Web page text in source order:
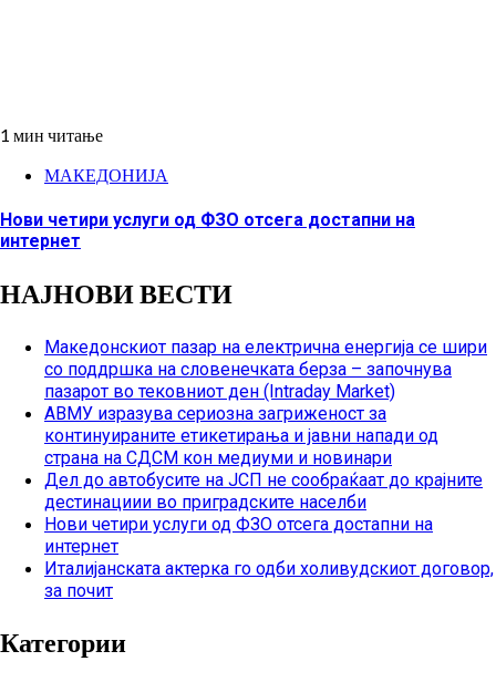
1 мин читање
МАКЕДОНИЈА
Нови четири услуги од ФЗО отсега достапни на
интернет
НАЈНОВИ ВЕСТИ
Македонскиот пазар на електрична енергија се шири
со поддршка на словенечката берза – започнува
пазарот во тековниот ден (Intraday Market)
АВМУ изразува сериозна загриженост за
континуираните етикетирања и јавни напади од
страна на СДСМ кон медиуми и новинари
Дел до автобусите на ЈСП не сообраќаат до крајните
дестинациии во приградските населби
Нови четири услуги од ФЗО отсега достапни на
интернет
Италијанската актерка го одби холивудскиот договор,
за почит
Категории